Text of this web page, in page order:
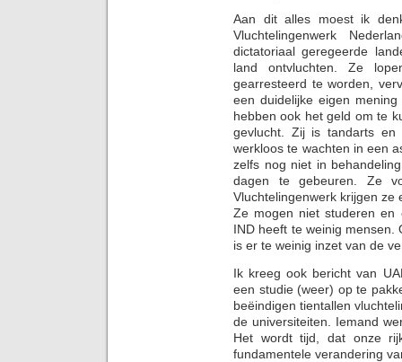
Aan dit alles moest ik
Vluchtelingenwerk
dictatoriaal geregeerde
land ontvluchten. Ze
gearresteerd te worden,
een duidelijke eigen
hebben ook het geld om te
gevlucht. Zij is tandarts
werkloos te wachten in een
zelfs nog niet in
dagen te gebeuren. Ze
Vluchtelingenwerk krijgen ze
Ze mogen niet studeren en
IND heeft te weinig
is er te weinig inzet van de
Ik kreeg ook bericht van
een studie (weer) op te
beëindigen tientallen
de universiteiten. Iemand
Het wordt tijd, dat onze
fundamentele verandering